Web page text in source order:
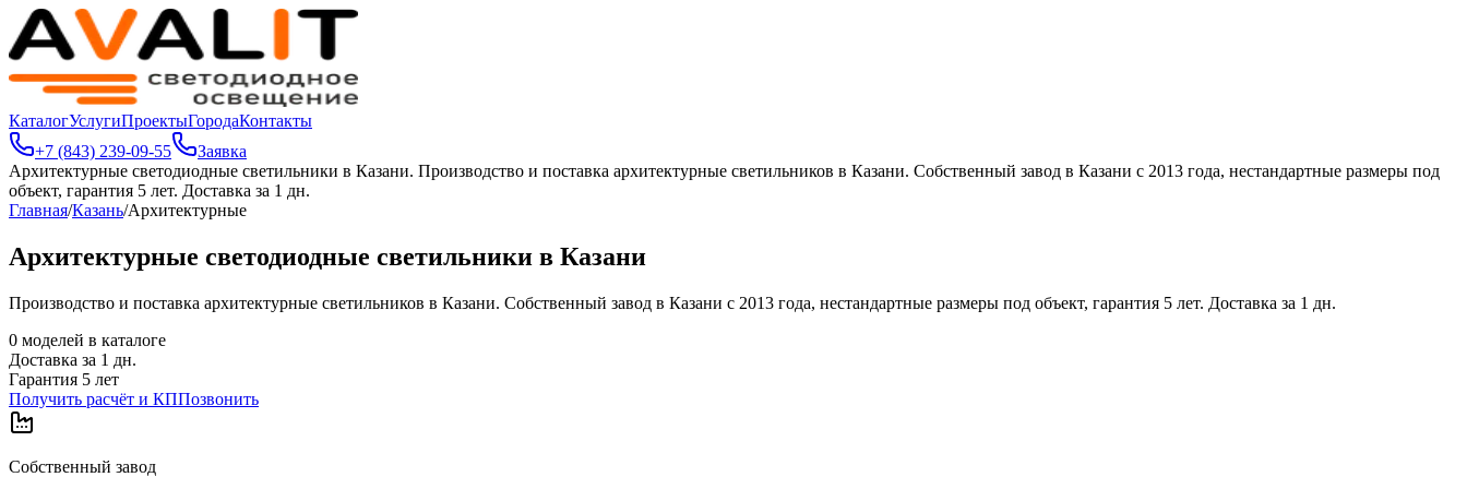
КаталогУслугиПроектыГородаКонтакты
+7 (843) 239-09-55
Заявка
Архитектурные светодиодные светильники в Казани. Производство и поставка архитектурные светильников в Казани. Собственный завод в Казани с 2013 года, нестандартные размеры под
объект, гарантия 5 лет. Доставка за 1 дн.
Главная/Казань/Архитектурные
Архитектурные светодиодные светильники в Казани
Производство и поставка архитектурные светильников в Казани. Собственный завод в Казани с 2013 года, нестандартные размеры под объект, гарантия 5 лет. Доставка за 1 дн.
0 моделей в каталоге
Доставка за 1 дн.
Гарантия 5 лет
Получить расчёт и КППозвонить
Собственный завод